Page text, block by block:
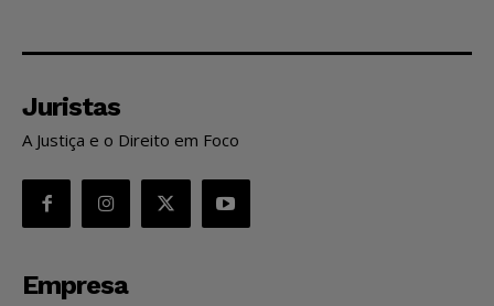
Juristas
A Justiça e o Direito em Foco
Empresa